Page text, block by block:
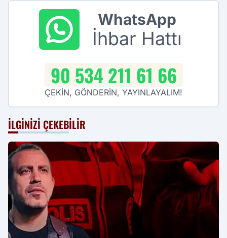
WhatsApp
İhbar Hattı
90 534 211 61 66
ÇEKİN, GÖNDERİN, YAYINLAYALIM!
İLGINIZI ÇEKEBILIR